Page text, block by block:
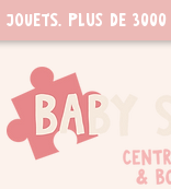
PLUS de